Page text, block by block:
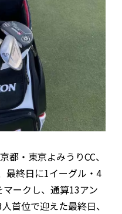
・東京よみうりCC、
最終日に1イーグル・4
ークし、通算13アン
首位で迎えた最終日、